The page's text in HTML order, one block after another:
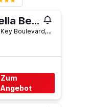
Isla Bella Beach Resort & Spa
1 Knights Key Boulevard, Marathon, FL, USA
Zum
Angebot